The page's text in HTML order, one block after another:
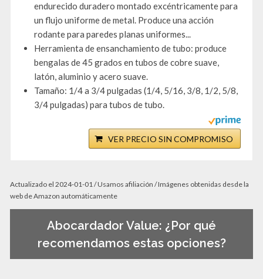
endurecido duradero montado excéntricamente para
un flujo uniforme de metal. Produce una acción
rodante para paredes planas uniformes...
Herramienta de ensanchamiento de tubo: produce
bengalas de 45 grados en tubos de cobre suave,
latón, aluminio y acero suave.
Tamaño: 1/4 a 3/4 pulgadas (1/4, 5/16, 3/8, 1/2, 5/8,
3/4 pulgadas) para tubos de tubo.
VER PRECIO SIN COMPROMISO
Actualizado el 2024-01-01 / Usamos afiliación / Imágenes obtenidas desde la
web de Amazon automáticamente
Abocardador Value: ¿Por qué
recomendamos estas opciones?